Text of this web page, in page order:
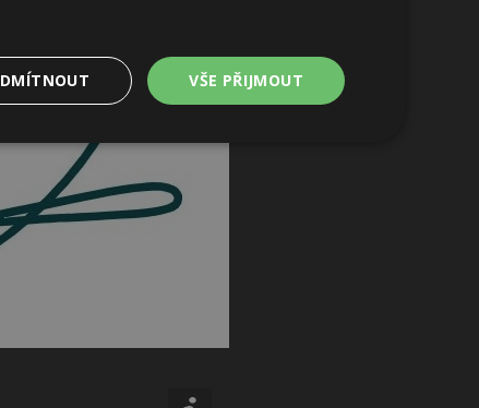
VŠE PŘIJMOUT
Funkční soubory
Nezařazené